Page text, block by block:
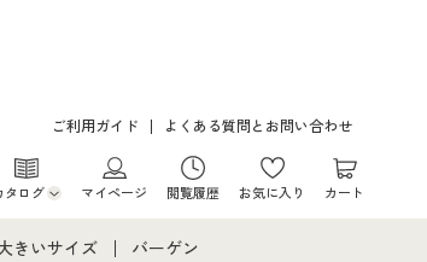
ご利用ガイド よくある質問とお問い合わせ
タログ
からのご注文
マイページ 閲覧履歴 お気に入り カート
きいサイズ バーゲン